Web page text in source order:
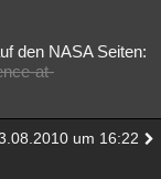
den NASA Seiten:
at-
um 16:22